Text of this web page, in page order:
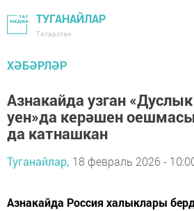
ТУГАНАЙЛАР
Татарстан
ХӘБӘРЛӘР
Азнакайда узган
уен»да керәшен
да катнашкан
Туганайлар, 18 февраль 2026 -
Азнакайда Россия халыклары